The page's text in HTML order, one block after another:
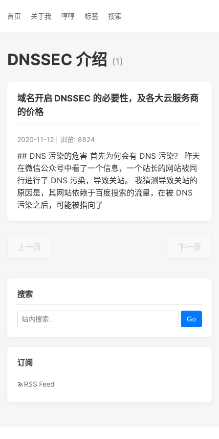
首页 关于我 哼哼 标签 搜索
DNSSEC 介绍 (1)
域名开启 DNSSEC 的必要性，及各大云服务商
的价格
2020-11-12 | 浏览: 8824
## DNS 污染的危害 首先为何会有 DNS 污染？ 昨天
在微信公众号中看了一个信息，一个站长的网站被同
行进行了 DNS 污染，导致关站。 我猜测导致关站的
原因是，其网站依赖于百度搜索的流量，在被 DNS
污染之后，可能被指向了
上一页 下一页
搜索
Go
订阅
RSS Feed